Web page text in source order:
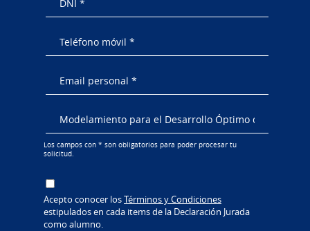
Los campos con * son obligatorios para poder procesar tu
solicitud.
Acepto conocer losTérminos y Condiciones
estipulados en cada items de la Declaración Jurada
como alumno.